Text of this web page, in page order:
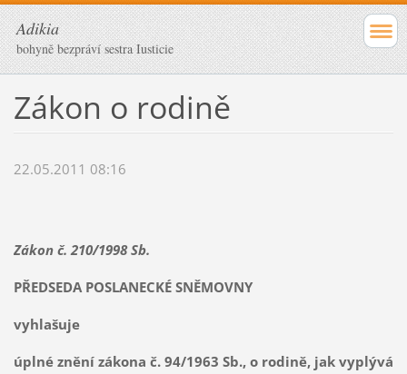
Adikia
bohyně bezpráví sestra Iusticie
Zákon o rodině
22.05.2011 08:16
Zákon č. 210/1998 Sb.
PŘEDSEDA POSLANECKÉ SNĚMOVNY
vyhlašuje
úplné znění zákona č. 94/1963 Sb., o rodině, jak vyplývá